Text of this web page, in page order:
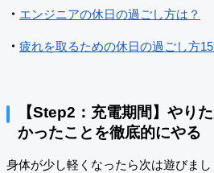
・ エンジニアの休日の過ごし方は？
・ 疲れを取るための休日の過ごし方
【Step2：充電期間】やり
かったことを徹底的にやる
身体が少し軽くなったら次は遊びま